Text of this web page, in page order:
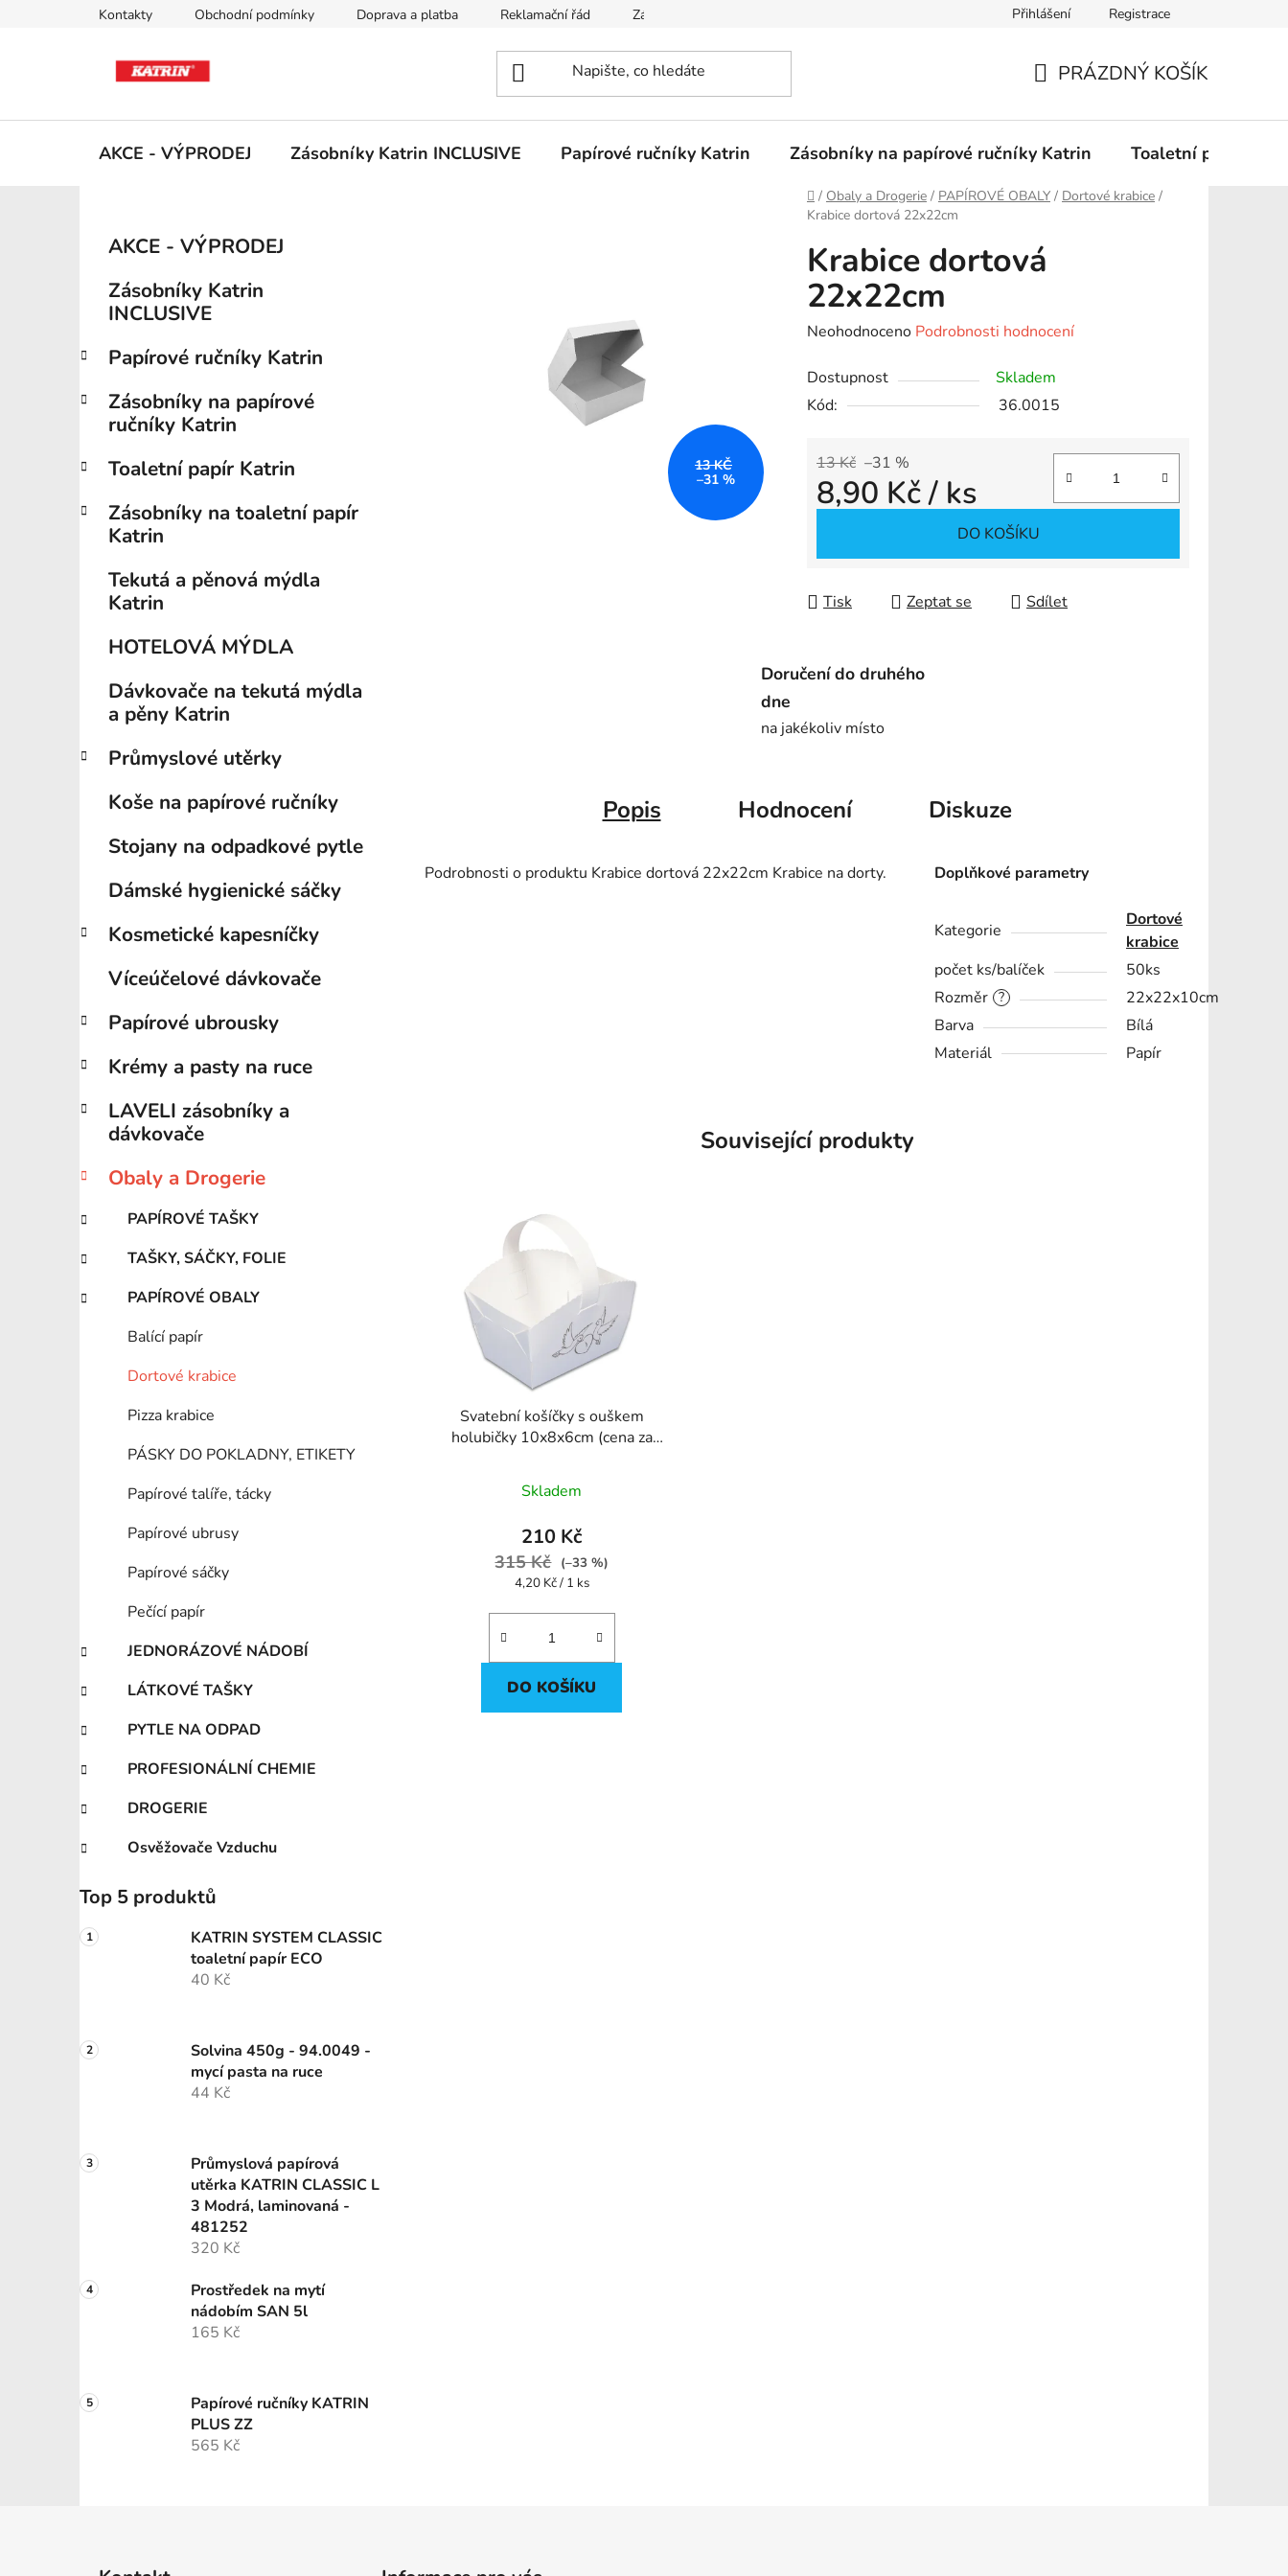
Kontakty Obchodní podmínky Doprava a platba Reklamační řád Zásady používání souborů cookies Podmínky ochrany osobních údajů
Přihlášení Registrace
KOŠÍK
PRÁZDNÝ KOŠÍK
AKCE - VÝPRODEJ Zásobníky Katrin INCLUSIVE Papírové ručníky Katrin Zásobníky na papírové ručníky Katrin Toaletní papír
Domů
/ Obaly a Drogerie / PAPÍROVÉ OBALY / Dortové krabice /
Krabice dortová 22x22cm
a
n
p
n
Přeskočit
kategorie
r
e
AKCE - VÝPRODEJ
Zásobníky Katrin
INCLUSIVE
Papírové ručníky Katrin
Zásobníky na papírové
ručníky Katrin
Toaletní papír Katrin
Zásobníky na toaletní papír
Katrin
Tekutá a pěnová mýdla
Katrin
HOTELOVÁ MÝDLA
Dávkovače na tekutá mýdla
a pěny Katrin
Průmyslové utěrky
Koše na papírové ručníky
Stojany na odpadkové pytle
Dámské hygienické sáčky
Kosmetické kapesníčky
Víceúčelové dávkovače
Papírové ubrousky
Krémy a pasty na ruce
LAVELI zásobníky a
dávkovače
Obaly a Drogerie
PAPÍROVÉ TAŠKY
TAŠKY, SÁČKY, FOLIE
PAPÍROVÉ OBALY
Balící papír
Dortové krabice
Pizza krabice
PÁSKY DO POKLADNY, ETIKETY
Papírové talíře, tácky
Papírové ubrusy
Papírové sáčky
Pečící papír
JEDNORÁZOVÉ NÁDOBÍ
LÁTKOVÉ TAŠKY
PYTLE NA ODPAD
PROFESIONÁLNÍ CHEMIE
DROGERIE
Osvěžovače Vzduchu
Top 5 produktů
KATRIN SYSTEM CLASSIC
toaletní papír ECO
40 Kč
Solvina 450g - 94.0049 -
mycí pasta na ruce
44 Kč
Průmyslová papírová
utěrka KATRIN CLASSIC L
3 Modrá, laminovaná -
481252
320 Kč
Prostředek na mytí
nádobím SAN 5l
165 Kč
Papírové ručníky KATRIN
PLUS ZZ
565 Kč
Krabice dortová
22x22cm
Průměrné
produktu
je
hvězdiček.
Neohodnoceno Podrobnosti hodnocení
Dostupnost
Skladem
Kód:
36.0015
13 Kč –31 %
8,90 Kč/ ks
DO KOŠÍKU
Tisk Zeptat se Sdílet
13 KČ
–31 %
Doručení do druhého
dne
na jakékoliv místo
Popis Hodnocení Diskuze
Podrobnosti o produktu Krabice dortová 22x22cm Krabice na dorty. Doplňkové parametry
Kategorie
Dortové
krabice
počet ks/balíček
50ks
?
Rozměr
22x22x10cm
Barva
Bílá
Materiál
Papír
Související produkty
Svatební košíčky s ouškem
holubičky 10x8x6cm (cena za
Skladem
210 Kč
315 Kč (–33 %)
Měrná
4,20 Kč / 1 ks
DO KOŠÍKU